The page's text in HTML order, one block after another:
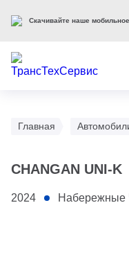
Главная
CHANGAN UNI-K
2024 Набережные
Скачивайте наше